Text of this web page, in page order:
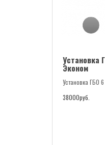
Установка
Эконом
Установка ГБО
38000руб.